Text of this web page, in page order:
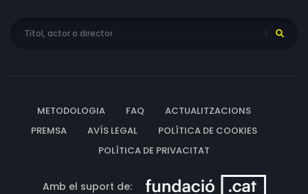
METODOLOGIA FAQ
ACTUALITZACIONS
PREMSA
AVÍS LEGAL
POLÍTICA DE COOKIES
POLÍTICA DE PRIVACITAT
Amb el suport de: